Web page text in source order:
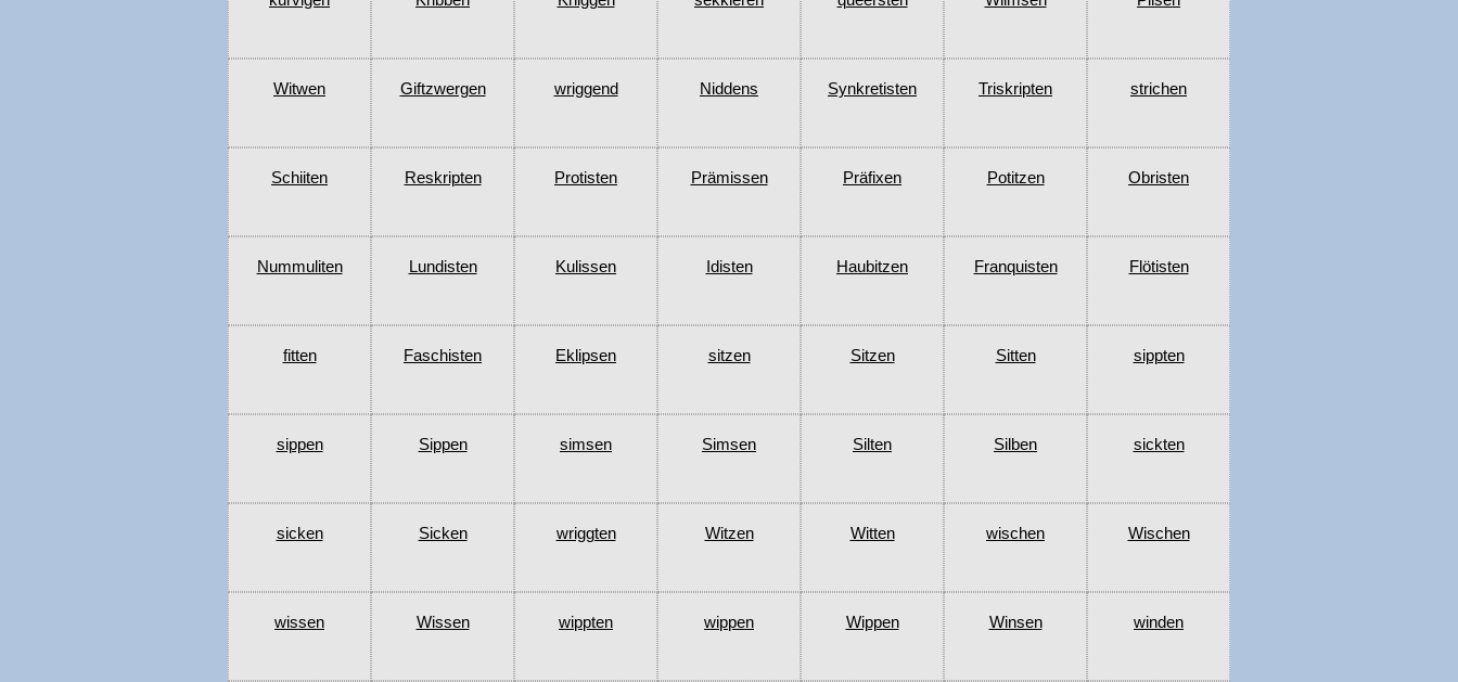
Witwen Giftzwergen wriggend Niddens Synkretisten Triskripten strichen
Schiiten Reskripten Protisten Prämissen Präfixen Potitzen Obristen
Nummuliten Lundisten Kulissen Idisten Haubitzen Franquisten Flötisten
fitten Faschisten Eklipsen sitzen Sitzen Sitten sippten
sippen Sippen simsen Simsen Silten Silben sickten
sicken Sicken wriggten Witzen Witten wischen Wischen
wissen Wissen wippten wippen Wippen Winsen winden